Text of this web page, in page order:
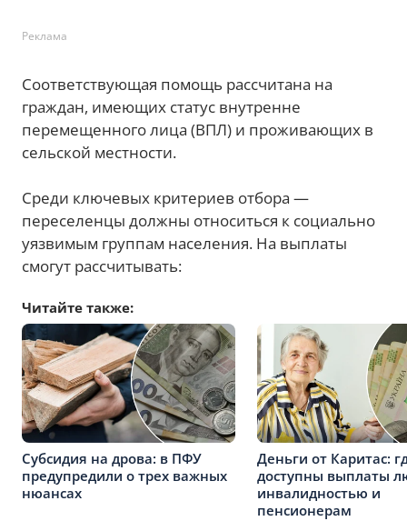
Реклама
Соответствующая помощь рассчитана на
граждан, имеющих статус внутренне
перемещенного лица (ВПЛ) и проживающих в
сельской местности.
Среди ключевых критериев отбора —
переселенцы должны относиться к социально
уязвимым группам населения. На выплаты
смогут рассчитывать:
Читайте также:
Субсидия на дрова: в ПФУ
предупредили о трех важных
нюансах
Деньги от Каритас:
доступны выплаты
инвалидностью и
пенсионерам